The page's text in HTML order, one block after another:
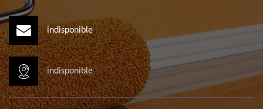
indisponible
indisponible